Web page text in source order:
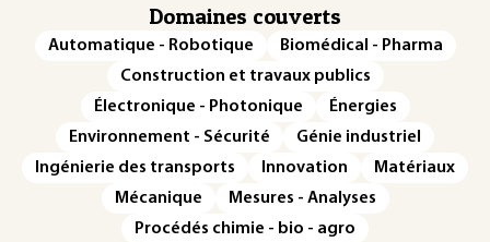
Domaines couverts
Automatique - Robotique
Biomédical - Pharma
Construction et travaux publics
Électronique - Photonique
Énergies
Environnement - Sécurité
Génie industriel
Ingénierie des transports
Innovation
Matériaux
Mécanique
Mesures - Analyses
Procédés chimie - bio - agro